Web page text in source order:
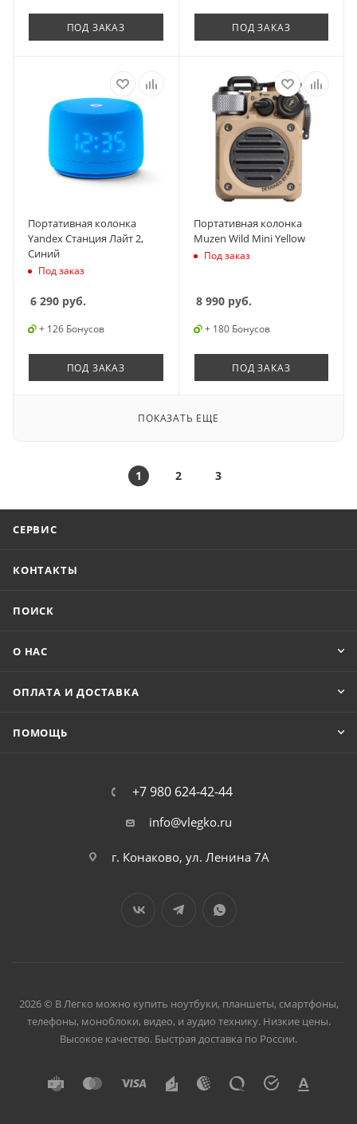
ПОД ЗАКАЗ ПОД ЗАКАЗ
Портативная колонка
Yandex Станция Лайт 2,
Синий
Под заказ
6 290 руб.
+ 126 Бонусов
ПОД ЗАКАЗ
Портативная колонка
Muzen Wild Mini Yellow
Под заказ
8 990руб.
+ 180 Бонусов
ПОД ЗАКАЗ
ПОКАЗАТЬ ЕЩЕ
1 2 3
СЕРВИС
КОНТАКТЫ
ПОИСК
О НАС
ОПЛАТА И ДОСТАВКА
ПОМОЩЬ
+7 980 624-42-44
info@vlegko.ru
г. Конаково, ул. Ленина 7А
2026 © В Легко можно купить ноутбуки, планшеты, смартфоны,
телефоны, моноблоки, видео, и аудио технику. Низкие цены.
Высокое качество. Быстрая доставка по России.